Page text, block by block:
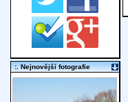
:. Nejnovější fotografie